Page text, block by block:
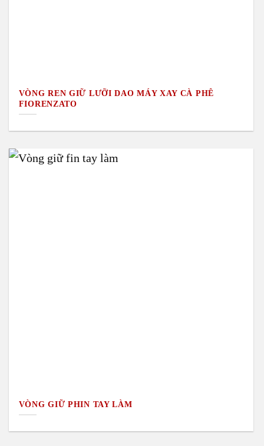
VÒNG REN GIỮ LƯỠI DAO MÁY XAY CÀ PHÊ
FIORENZATO
VÒNG GIỮ PHIN TAY LÀM